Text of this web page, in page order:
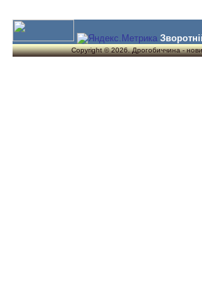
Copyright © 2026. Дрогобиччина -